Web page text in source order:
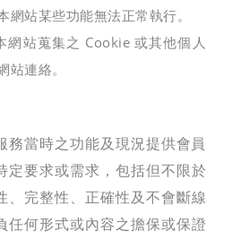
站某些功能無法正常執行。
網站蒐集之 Cookie 或其他個人
連絡。
務當時之功能及現況提供會員
定要求或需求，包括但不限於
、完整性、正確性及不會斷線
任何形式或內容之擔保或保證